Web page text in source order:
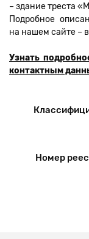
– здание треста
Подробное
на нашем сайте –
Узнать
контактным
Номер